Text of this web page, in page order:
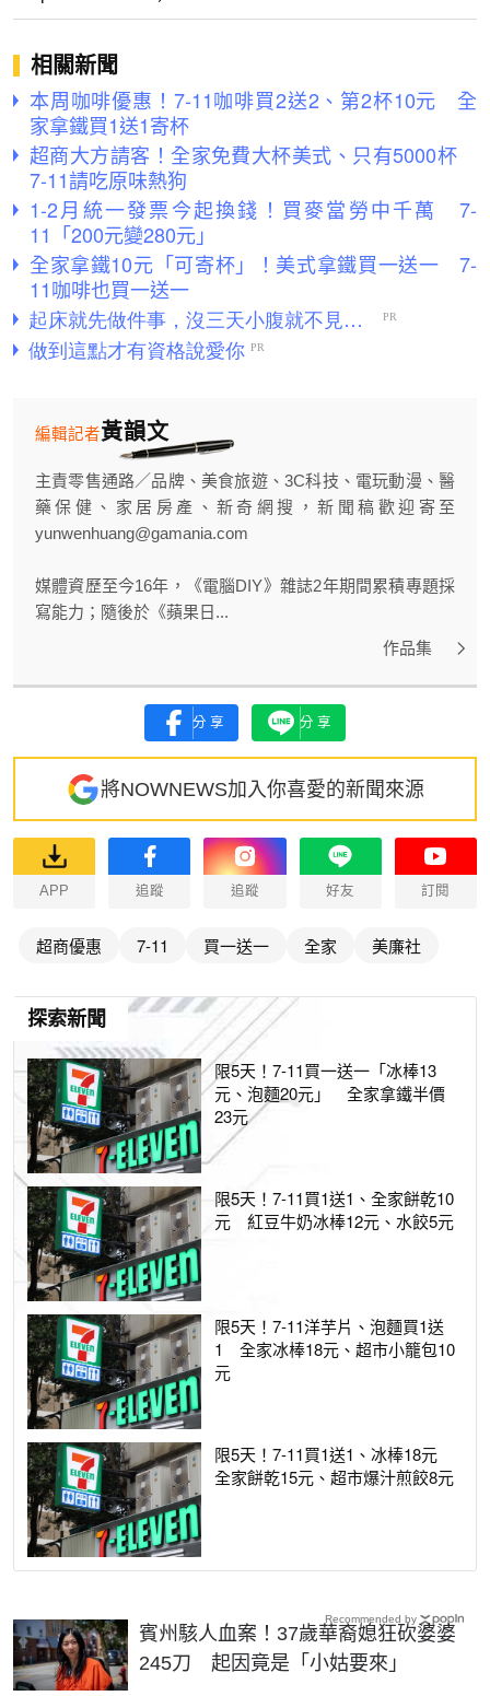
相關新聞
本周咖啡優惠！7-11咖啡買2送2、第2杯10元 全
家拿鐵買1送1寄杯
超商大方請客！全家免費大杯美式、只有5000杯
7-11請吃原味熱狗
1-2月統一發票今起換錢！買麥當勞中千萬 7-
11「200元變280元」
全家拿鐵10元「可寄杯」！美式拿鐵買一送一 7-
11咖啡也買一送一
黃韻文
編輯記者
主責零售通路／品牌、美食旅遊、3C科技、電玩動漫、醫
藥保健、家居房產、新奇網搜，新聞稿歡迎寄至
yunwenhuang@gamania.com
媒體資歷至今16年，《電腦DIY》雜誌2年期間累積專題採
寫能力；隨後於《蘋果日...
作品集
分享 分享
將NOWNEWS加入你喜愛的新聞來源
APP 追蹤 追蹤 好友 訂閱
超商優惠 7-11 買一送一 全家 美廉社
探索新聞
限5天！7-11買一送一「冰棒13
元、泡麵20元」 全家拿鐵半價
23元
限5天！7-11買1送1、全家餅乾10
元 紅豆牛奶冰棒12元、水餃5元
限5天！7-11洋芋片、泡麵買1送
1 全家冰棒18元、超市小籠包10
元
限5天！7-11買1送1、冰棒18元
全家餅乾15元、超市爆汁煎餃8元
賓州駭人血案！37歲華裔媳狂砍婆婆
245刀 起因竟是「小姑要來」
Recommended by